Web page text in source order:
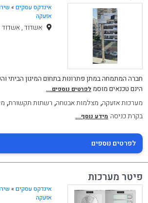
אינדקס עסקים »
אזעקה
אשדוד , אשדוד
חברה המתמחה במתן פתרונות בתחום המיגון הביתי
הינם טכנאים מוסמ לפרטים נוספים...
מערכות אזעקה, מצלמות אבטחה, רשתות תקשורת,
בקרת כניסה מידע נוסף...
לפרטים נוספים
פיטר מערכות
אינדקס עסקים »
אזעקה